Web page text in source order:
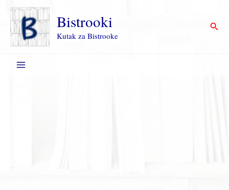
Пређи
садржај
Bistrooki
Kutak za Bistrooke